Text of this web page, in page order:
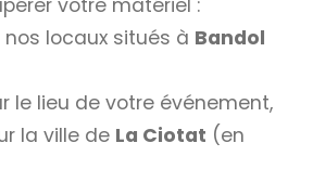
locaux situés à Bandol
le lieu de votre événement,
la ville de La Ciotat (en